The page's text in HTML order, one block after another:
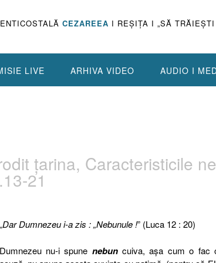
CEZAREEA I REŞIŢA I „SĂ
LIVE ARHIVA VIDEO AUDIO I
ţarina, Caracteristicile
21
„Dar Dumnezeu i-a zis : „Nebunule !” (Luca 12 : 20)
Dumnezeu nu-i spune nebuncuiva, aşa cum o fac